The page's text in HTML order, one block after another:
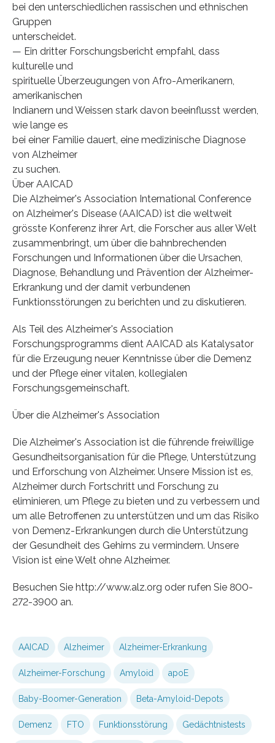
bei den unterschiedlichen rassischen und ethnischen
Gruppen
unterscheidet.
— Ein dritter Forschungsbericht empfahl, dass
kulturelle und
spirituelle Überzeugungen von Afro-Amerikanern,
amerikanischen
Indianern und Weissen stark davon beeinflusst werden,
wie lange es
bei einer Familie dauert, eine medizinische Diagnose
von Alzheimer
zu suchen.
Über AAICAD
Die Alzheimer's Association International Conference
on Alzheimer's Disease (AAICAD) ist die weltweit
grösste Konferenz ihrer Art, die Forscher aus aller Welt
zusammenbringt, um über die bahnbrechenden
Forschungen und Informationen über die Ursachen,
Diagnose, Behandlung und Prävention der Alzheimer-
Erkrankung und der damit verbundenen
Funktionsstörungen zu berichten und zu diskutieren.
Als Teil des Alzheimer's Association
Forschungsprogramms dient AAICAD als Katalysator
für die Erzeugung neuer Kenntnisse über die Demenz
und der Pflege einer vitalen, kollegialen
Forschungsgemeinschaft.
Über die Alzheimer's Association
Die Alzheimer's Association ist die führende freiwillige
Gesundheitsorganisation für die Pflege, Unterstützung
und Erforschung von Alzheimer. Unsere Mission ist es,
Alzheimer durch Fortschritt und Forschung zu
eliminieren, um Pflege zu bieten und zu verbessern und
um alle Betroffenen zu unterstützen und um das Risiko
von Demenz-Erkrankungen durch die Unterstützung
der Gesundheit des Gehirns zu vermindern. Unsere
Vision ist eine Welt ohne Alzheimer.
Besuchen Sie http://www.alz.org oder rufen Sie 800-
272-3900 an.
AAICAD Alzheimer Alzheimer-Erkrankung
Alzheimer-Forschung Amyloid apoE
Baby-Boomer-Generation Beta-Amyloid-Depots
Demenz FTO Funktionsstörung Gedächtnistests